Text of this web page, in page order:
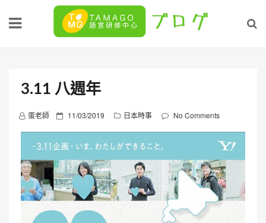
3.11 八週年
蛋老師
P
s
e
d
o
n
11/03/2019 日本時事 No Comments